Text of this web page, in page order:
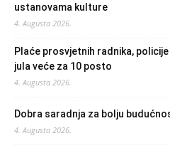
ustanovama kulture
4. Augusta 2026.
Plaće prosvjetnih radnika,
jula veće za 10 posto
4. Augusta 2026.
Dobra saradnja za bolju
4. Augusta 2026.